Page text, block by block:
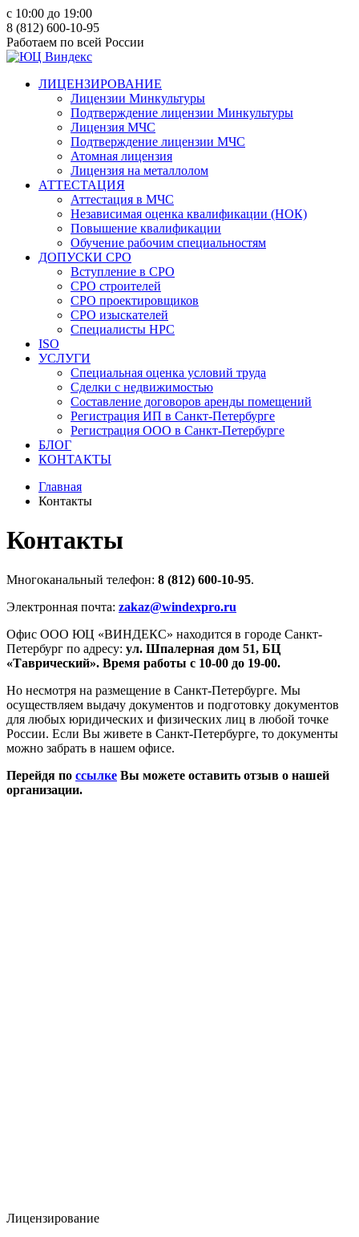
c 10:00 до 19:00
8 (812) 600-10-95
Работаем по всей России
ЛИЦЕНЗИРОВАНИЕ
Лицензии Минкультуры
Подтверждение лицензии Минкультуры
Лицензия МЧС
Подтверждение лицензии МЧС
Атомная лицензия
Лицензия на металлолом
АТТЕСТАЦИЯ
Аттестация в МЧС
Независимая оценка квалификации (НОК)
Повышение квалификации
Обучение рабочим специальностям
ДОПУСКИ СРО
Вступление в СРО
СРО строителей
СРО проектировщиков
СРО изыскателей
Специалисты НРС
ISO
УСЛУГИ
Специальная оценка условий труда
Сделки с недвижимостью
Составление договоров аренды помещений
Регистрация ИП в Санкт-Петербурге
Регистрация ООО в Санкт-Петербурге
БЛОГ
КОНТАКТЫ
Главная
Контакты
Контакты
Многоканальный телефон: 8 (812) 600-10-95.
Электронная почта: zakaz@windexpro.ru
Офис ООО ЮЦ «ВИНДЕКС» находится в городе Санкт-
Петербург по адресу: ул. Шпалерная дом 51, БЦ
«Таврический». Время работы с 10-00 до 19-00.
Но несмотря на размещение в Санкт-Петербурге. Мы
осуществляем выдачу документов и подготовку документов
для любых юридических и физических лиц в любой точке
России. Если Вы живете в Санкт-Петербурге, то документы
можно забрать в нашем офисе.
Перейдя по ссылке Вы можете оставить отзыв о нашей
организации.
Лицензирование